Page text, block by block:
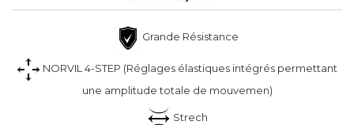
Grande Résistance
NORVIL 4-STEP (Réglages élastiques intégrés permettant
une amplitude totale de mouvemen)
Strech